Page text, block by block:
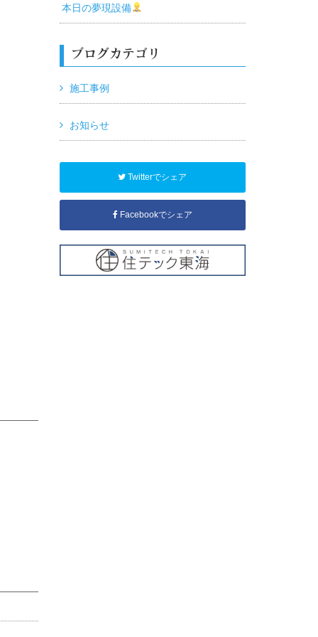
本日の夢現設備
ブログカテゴリ
施工事例
お知らせ
Twitterでシェア
Facebookでシェア